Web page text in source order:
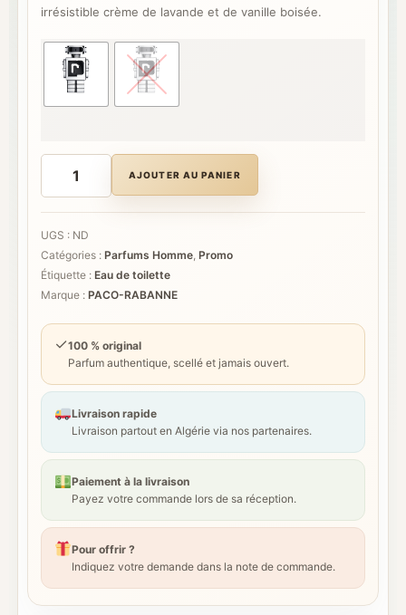
irrésistible crème de lavande et de vanille boisée.
quantité
PHANTOM
AJOUTER AU PANIER
UGS : ND
Catégories : Parfums Homme, Promo
Étiquette : Eau de toilette
Marque : PACO-RABANNE
✓100 % original
Parfum authentique, scellé et jamais ouvert.
Livraison rapide
Livraison partout en Algérie via nos partenaires.
Paiement à la livraison
Payez votre commande lors de sa réception.
Pour offrir ?
Indiquez votre demande dans la note de commande.